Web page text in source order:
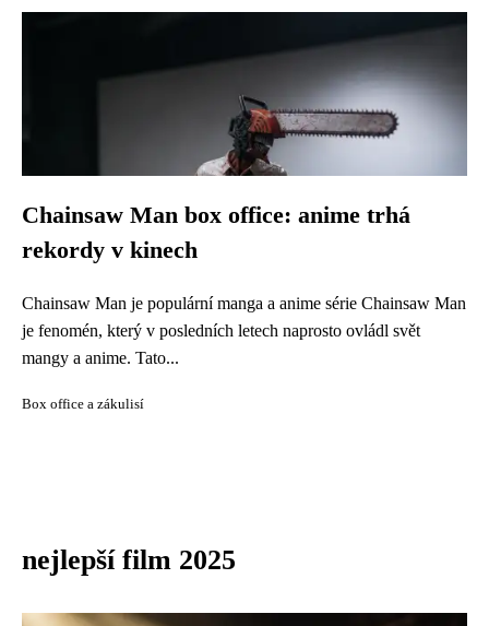
Chainsaw Man box office: anime trhá
rekordy v kinech
Chainsaw Man je populární manga a anime série Chainsaw Man
je fenomén, který v posledních letech naprosto ovládl svět
mangy a anime. Tato...
Box office a zákulisí
nejlepší film 2025